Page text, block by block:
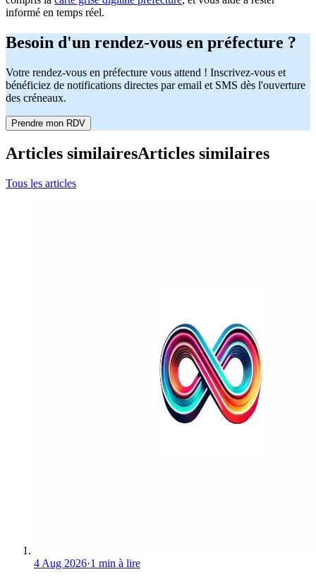
informé en temps réel.
Besoin d'un rendez-vous en préfecture ?
Votre rendez-vous en préfecture vous attend ! Inscrivez-vous et
bénéficiez de notifications directes par email et SMS dès l'ouverture
des créneaux.
Prendre mon RDV
Articles similairesArticles similaires
Tous les articles
4 Aug 2026·1 min à lire